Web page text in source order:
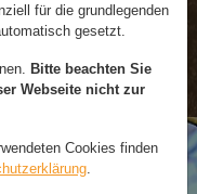
für die grundlegenden
gesetzt.
Bitte beachten Sie
Webseite nicht zur
Cookies finden
.